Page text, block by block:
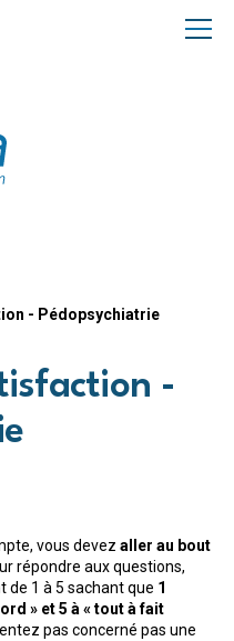
- Pédopsychiatrie
-
vous devez aller au bout
répondre aux questions,
de 1 à 5 sachant que 1
» et 5 à « tout à fait
pas concerné pas une